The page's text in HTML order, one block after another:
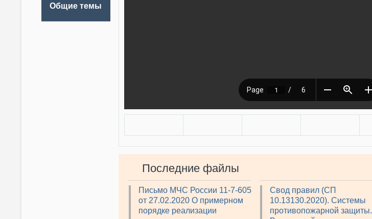
Последние файлы
Письмо МЧС России 11-7-605
от 27.02.2020 О примерном
порядке реализации
Свод правил (СП
10.13130.2020). Системы
противопожарной защиты.